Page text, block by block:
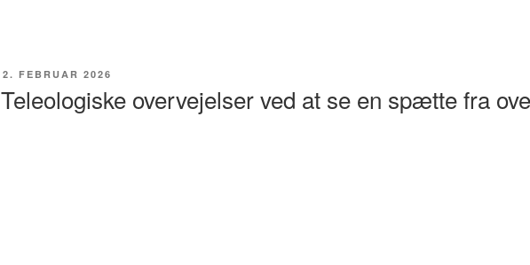
UDGIVET
2. FEBRUAR 2026
Teleologiske overvejelser ved at se en spætte fra